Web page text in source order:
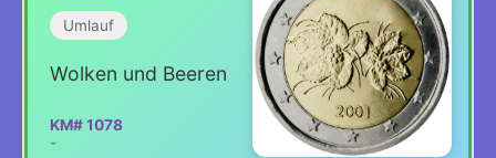
Umlauf
Wolken und Beeren
KM# 1078
-